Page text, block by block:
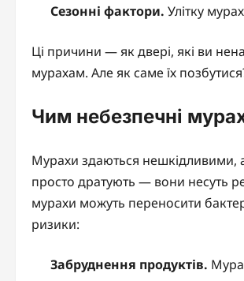
Сезонні фактори. Улітку
Ці причини — як двері, які ви
мурахам. Але як саме їх
Чим небезпечні
Мурахи здаються нешкідливими,
просто дратують — вони несуть
мурахи можуть переносити
ризики:
Забруднення продуктів.